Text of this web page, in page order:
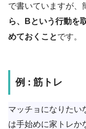
で書いていますが、
ら、Bという行動を
めておくことです。
例 : 筋トレ
マッチョになりた
は手始めに家トレか